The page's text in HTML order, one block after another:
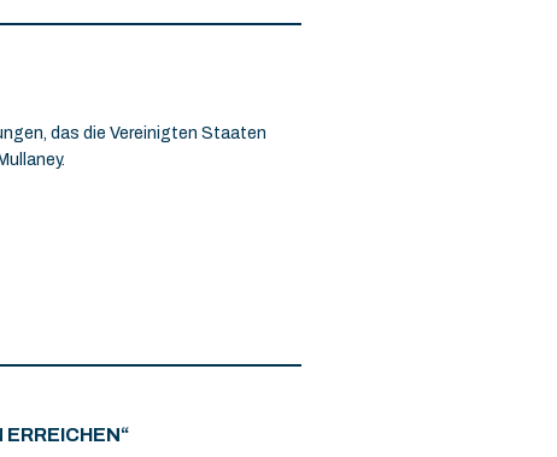
das die Vereinigten Staaten